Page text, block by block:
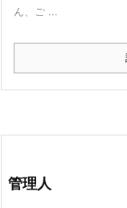
ん、ご ...
管理人